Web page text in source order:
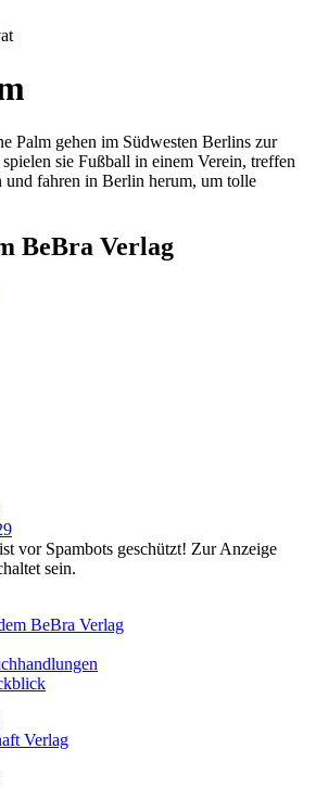
Palm gehen im Südwesten Berlins zur
sie Fußball in einem Verein, treffen
und fahren in Berlin herum, um tolle
BeBra Verlag
vor Spambots geschützt! Zur Anzeige
sein.
BeBra Verlag
Verlag